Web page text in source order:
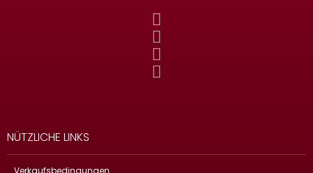
NÜTZLICHE LINKS
Verkaufsbedingungen